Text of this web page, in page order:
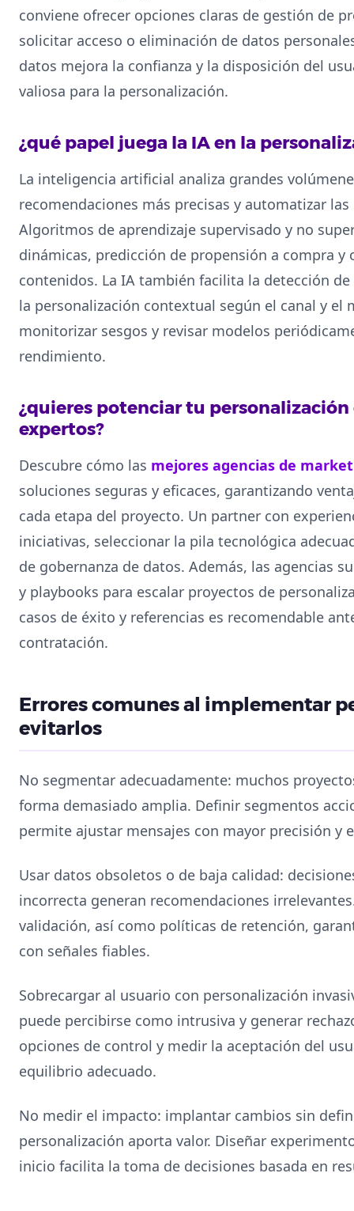
conviene ofrecer opciones claras de gestión de
solicitar acceso o eliminación de datos
datos mejora la confianza y la disposición del
valiosa para la personalización.
¿qué papel juega la IA en la
La inteligencia artificial analiza grandes
recomendaciones más precisas y automatizar
Algoritmos de aprendizaje supervisado y no
dinámicas, predicción de propensión a compra y
contenidos. La IA también facilita la detección
la personalización contextual según el canal y el
monitorizar sesgos y revisar modelos
rendimiento.
¿quieres potenciar tu
expertos?
Descubre cómo las mejores agencias de
soluciones seguras y eficaces, garantizando
cada etapa del proyecto. Un partner con
iniciativas, seleccionar la pila tecnológica
de gobernanza de datos. Además, las agencias
y playbooks para escalar proyectos de
casos de éxito y referencias es recomendable
contratación.
Errores comunes al implementar
evitarlos
No segmentar adecuadamente: muchos
forma demasiado amplia. Definir segmentos
permite ajustar mensajes con mayor precisión y
Usar datos obsoletos o de baja calidad:
incorrecta generan recomendaciones
validación, así como políticas de retención,
con señales fiables.
Sobrecargar al usuario con personalización
puede percibirse como intrusiva y generar
opciones de control y medir la aceptación del
equilibrio adecuado.
No medir el impacto: implantar cambios sin
personalización aporta valor. Diseñar
inicio facilita la toma de decisiones basada en